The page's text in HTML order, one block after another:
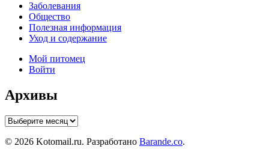
Заболевания
Общество
Полезная информация
Уход и содержание
Мой питомец
Войти
Архивы
Архивы
© 2026 Kotomail.ru. Разработано Barande.co.